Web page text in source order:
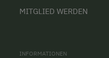
MITGLIED WERDEN
INFORMATIONEN